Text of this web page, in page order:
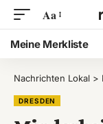
Aa
Meine Merkliste
Nachrichten Lokal >
DRESDEN